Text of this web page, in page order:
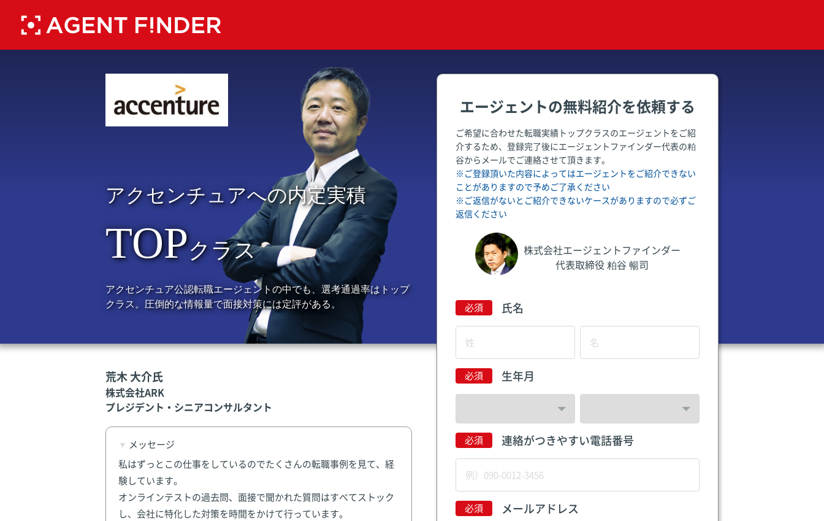
アクセンチュアへの内定実積
TOPクラス
アクセンチュア公認転職エージェントの中でも、選考通過率はトップ
クラス。圧倒的な情報量で面接対策には定評がある。
荒木 大介氏
株式会社ARK
プレジデント・シニアコンサルタント
メッセージ
私はずっとこの仕事をしているのでたくさんの転職事例を見て、経
験しています。
オンラインテストの過去問、面接で聞かれた質問はすべてストック
し、会社に特化した対策を時間をかけて行っています。
エージェントの無料紹介を依頼する
ご希望に合わせた転職実績トップクラスのエージェントをご紹
介するため、登録完了後にエージェントファインダー代表の粕
谷からメールでご連絡させて頂きます。
※ご登録頂いた内容によってはエージェントをご紹介できない
ことがありますので予めご了承ください
※ご返信がないとご紹介できないケースがありますので必ずご
返信ください
株式会社エージェントファインダー
代表取締役 粕谷 暢司
氏名
生年月
連絡がつきやすい電話番号
メールアドレス